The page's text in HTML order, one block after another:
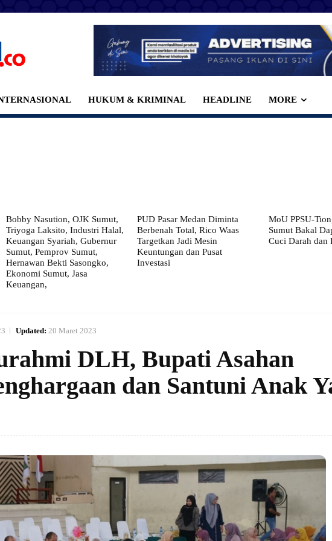
HUKUM & KRIMINAL HEADLINE MORE
Bobby Nasution, OJK Sumut,
Triyoga Laksito, Industri Halal,
Keuangan Syariah, Gubernur
Sumut, Pemprov Sumut,
Hernawan Bekti Sasongko,
Ekonomi Sumut, Jasa
Keuangan,
PUD Pasar Medan Diminta
Berbenah Total, Rico Waas
Targetkan Jadi Mesin
Keuntungan dan Pusat
Investasi
MoU PPSU-
Sumut Bakal
Cuci Darah dan
Updated: 20 Maret 2023
DLH, Bupati Asahan
dan Santuni Anak